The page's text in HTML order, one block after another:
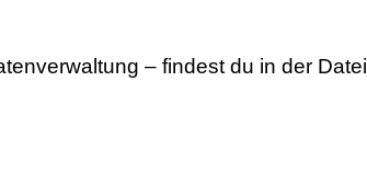
– findest du in der Datei